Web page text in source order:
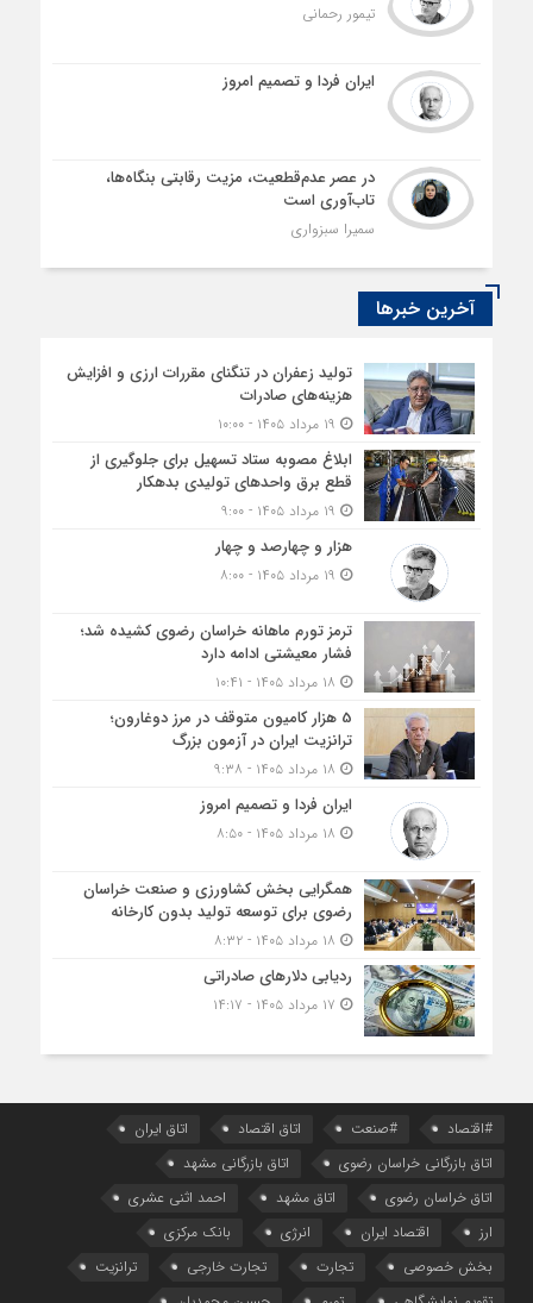
تیمور رحمانی
ایران فردا و تصمیم امروز
در عصر عدم‌قطعیت، مزیت رقابتی بنگاه‌ها،
تاب‌آوری است
سمیرا سبزواری
آخرین خبرها
تولید زعفران در تنگنای مقررات ارزی و افزایش
هزینه‌های صادرات
ابلاغ مصوبه ستاد تسهیل برای جلوگیری از
قطع برق واحدهای تولیدی بدهکار
هزار و چهارصد و چهار
ترمز تورم ماهانه خراسان رضوی کشیده شد؛
فشار معیشتی ادامه دارد
5 هزار کامیون متوقف در مرز دوغارون؛
ترانزیت ایران در آزمون بزرگ
ایران فردا و تصمیم امروز
همگرایی بخش کشاورزی و صنعت خراسان
رضوی برای توسعه تولید بدون کارخانه
ردیابی دلارهای صادراتی
#اقتصاد #صنعت اتاق اقتصاد
اتاق ایران
اتاق بازرگانی خراسان رضوی
اتاق بازرگانی مشهد
اتاق خراسان رضوی
اتاق مشهد
احمد اثنی عشری
ارز
اقتصاد ایران انرژی
بانک مرکزی
بخش خصوصی
تجارت تجارت خارجی
ترانزیت